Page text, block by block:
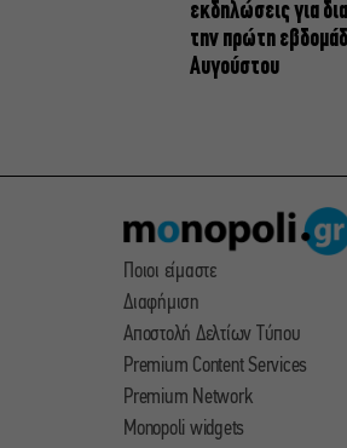
εκδηλώσεις για
την πρώτη
Αυγούστου
Ποιοι είμαστε
Διαφήμιση
Αποστολή Δελτίων Τύπου
Premium Content Services
Premium Network
Monopoli widgets